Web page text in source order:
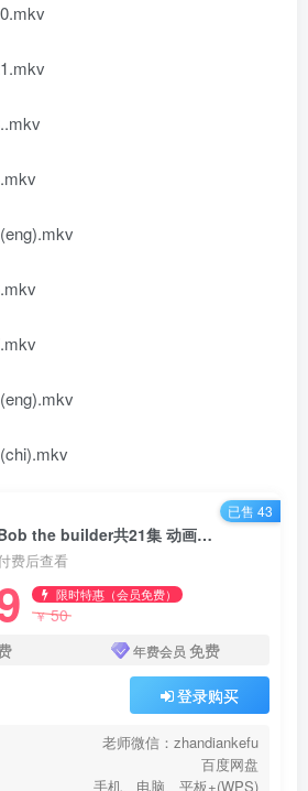
《巴布工程师》英音 Bob the builder共21集 动画片百度网盘下载
费后查看
限时特惠（会员免费）
￥50
年费会员 免费
登录购买
老师微信：zhandiankefu
百度网盘
手机、电脑、平板+(WPS)
已售 43